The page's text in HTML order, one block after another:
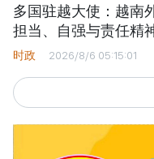
多国驻越大使：越南
担当、自强与责任精
时政 2026/8/6 05:15:01